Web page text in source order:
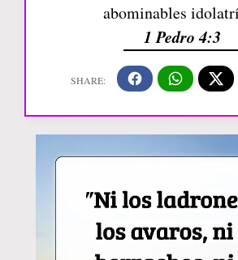
abominables
1 Pedro 4:3